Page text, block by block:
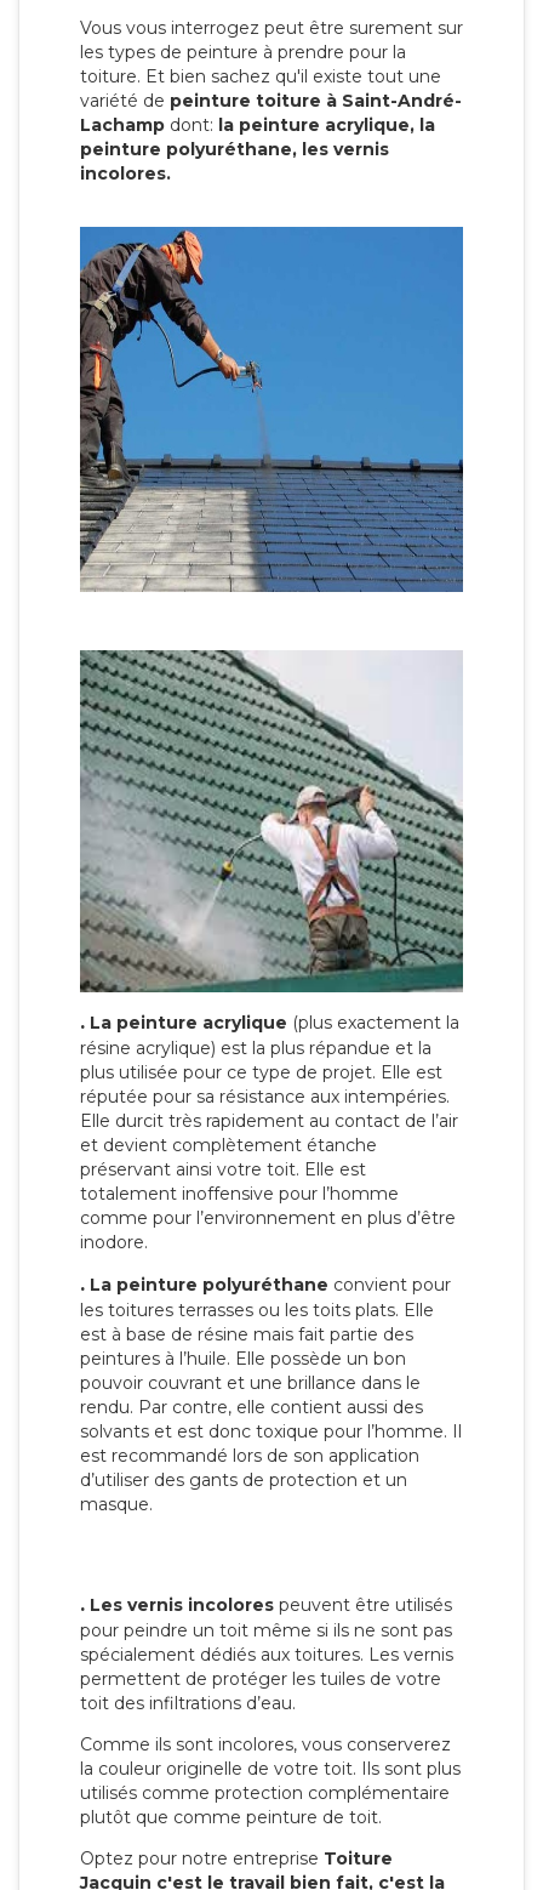
Vous vous interrogez peut être surement sur
les types de peinture à prendre pour la
toiture. Et bien sachez qu'il existe tout une
variété de peinture toiture à Saint-André-
Lachamp dont: la peinture acrylique, la
peinture polyuréthane, les vernis
incolores.
. La peinture acrylique (plus exactement la
résine acrylique) est la plus répandue et la
plus utilisée pour ce type de projet. Elle est
réputée pour sa résistance aux intempéries.
Elle durcit très rapidement au contact de l’air
et devient complètement étanche
préservant ainsi votre toit. Elle est
totalement inoffensive pour l’homme
comme pour l’environnement en plus d’être
inodore.
. La peinture polyuréthane convient pour
les toitures terrasses ou les toits plats. Elle
est à base de résine mais fait partie des
peintures à l’huile. Elle possède un bon
pouvoir couvrant et une brillance dans le
rendu. Par contre, elle contient aussi des
solvants et est donc toxique pour l’homme. Il
est recommandé lors de son application
d’utiliser des gants de protection et un
masque.
. Les vernis incolores peuvent être utilisés
pour peindre un toit même si ils ne sont pas
spécialement dédiés aux toitures. Les vernis
permettent de protéger les tuiles de votre
toit des infiltrations d’eau.
Comme ils sont incolores, vous conserverez
la couleur originelle de votre toit. Ils sont plus
utilisés comme protection complémentaire
plutôt que comme peinture de toit.
Optez pour notre entreprise Toiture
Jacquin c'est le travail bien fait, c'est la